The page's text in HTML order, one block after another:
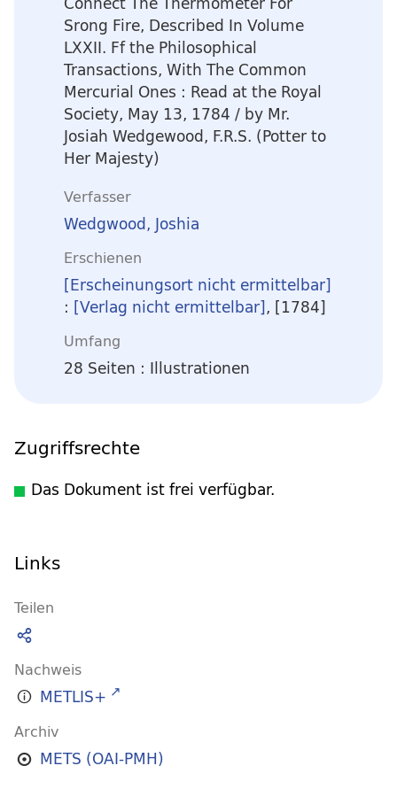
Srong Fire, Described In Volume
LXXII. Ff the Philosophical
Transactions, With The Common
Mercurial Ones : Read at the Royal
Society, May 13, 1784 / by Mr.
Josiah Wedgewood, F.R.S. (Potter to
Her Majesty)
Verfasser
Wedgwood, Joshia
Erschienen
[Erscheinungsort nicht ermittelbar]
: [Verlag nicht ermittelbar], [1784]
Umfang
28 Seiten : Illustrationen
Zugriffsrechte
Das Dokument ist frei verfügbar.
Links
Teilen
Nachweis
METLIS+
Archiv
METS (OAI-PMH)